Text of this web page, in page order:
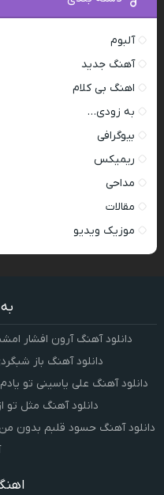
آلبوم
آهنگ جدید
اهنگ بی کلام
به زودی…
بیوگرافی
ریمیکس
مداحی
مقالات
موزیک ویدیو
دانلود آهنگ آرون افشار
دانلود آهنگ باز
دانلود آهنگ علی یاسینی تو
دانلود آهنگ مثل
دانلود آهنگ حسود قلبم بدون